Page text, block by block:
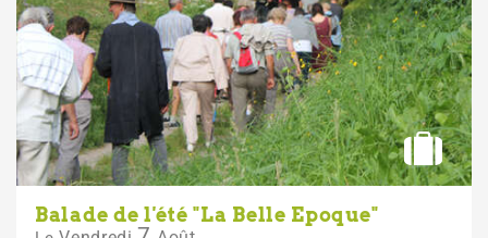
Balade de l'été "La Belle Epoque"